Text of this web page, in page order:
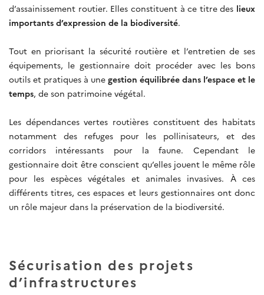
d’assainissement routier. Elles constituent à ce titre des lieux
importants d’expression de la biodiversité.
Tout en priorisant la sécurité routière et l’entretien de ses
équipements, le gestionnaire doit procéder avec les bons
outils et pratiques à une gestion équilibrée dans l’espace et le
temps, de son patrimoine végétal.
Les dépendances vertes routières constituent des habitats
notamment des refuges pour les pollinisateurs, et des
corridors intéressants pour la faune. Cependant le
gestionnaire doit être conscient qu’elles jouent le même rôle
pour les espèces végétales et animales invasives. À ces
différents titres, ces espaces et leurs gestionnaires ont donc
un rôle majeur dans la préservation de la biodiversité.
Sécurisation des projets
d’infrastructures